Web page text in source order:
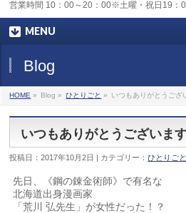
営業時間 10：00～20：00※土曜・祝日19：
MENU
Blog
HOME » Blog » ひとりごと » いつもありがとうござ
いつもありがとうございます
投稿日：2017年10月2日 | カテゴリー：ひとりごと
先日、《鋼の錬金術師》で有名な
北海道出身漫画家
「荒川 弘先生」が女性だった！？